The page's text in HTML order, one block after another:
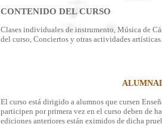
CONTENIDO DEL CURSO
Clases individuales de instrumento, Música de
del curso, Conciertos y otras actividades artísticas.
El curso está dirigido a alumnos que cursen
participen por primera vez en el curso deben de
ediciones anteriores están eximidos de dicha